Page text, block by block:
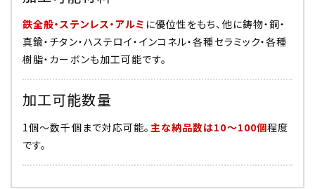
鉄全般・ステンレス・アルミ に優位性をもち、他に鋳物・銅・
真鍮・チタン・ハステロイ・インコネル・各種セラミック・各種
樹脂・カーボンも加工可能です。
加工可能数量
1個～数千個まで対応可能。 主な納品数は10～100個程度
です。